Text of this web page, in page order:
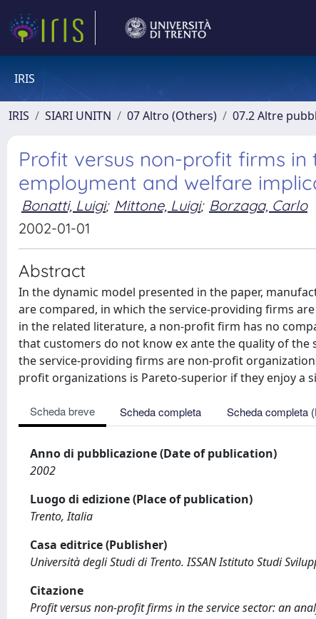
IRIS
IRIS SIARI UNITN 07 Altro (Others) 07.2 Altre
Profit versus non-profit firms
employment and welfare
Bonatti, Luigi; Mittone, Luigi; Borzaga, Carlo
2002-01-01
Abstract
In the dynamic model presented in the paper,
are compared, in which the service-providing firms
in the related literature, a non-profit firm has no
that customers do not know ex ante the quality of the
the service-providing firms are non-profit
profit organizations is Pareto-superior if they enjoy a
Scheda breve Scheda completa Scheda completa
Anno di pubblicazione (Date of publication)
2002
Luogo di edizione (Place of publication)
Trento, Italia
Casa editrice (Publisher)
Università degli Studi di Trento. ISSAN Istituto Studi
Citazione
Profit versus non-profit firms in the service sector: an